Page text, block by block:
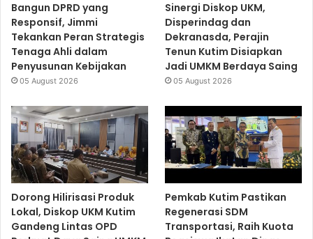
Bangun DPRD yang
Responsif, Jimmi
Tekankan Peran Strategis
Tenaga Ahli dalam
Penyusunan Kebijakan
05 August 2026
Sinergi Diskop UKM,
Disperindag dan
Dekranasda, Perajin
Tenun Kutim Disiapkan
Jadi UMKM Berdaya Saing
05 August 2026
Dorong Hilirisasi Produk
Lokal, Diskop UKM Kutim
Gandeng Lintas OPD
Pemkab Kutim Pastikan
Regenerasi SDM
Transportasi, Raih Kuota